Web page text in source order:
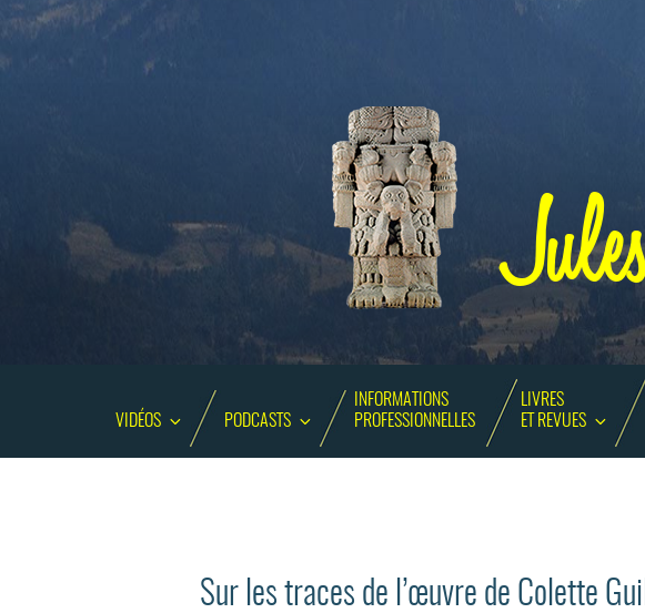
VIDÉOS PODCASTS
INFORMATIONS
PROFESSIONNELLES
LIVRES
ET REVUES
Sur les traces de l’œuvre de Colette